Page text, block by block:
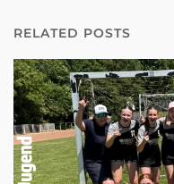
RELATED POSTS